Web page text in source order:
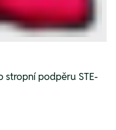
stropní podpěru STE-